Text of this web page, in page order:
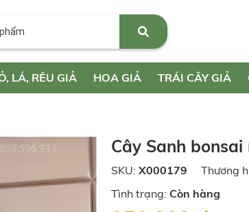
LÁ, RÊU GIẢ HOA GIẢ TRÁI CÂY GIẢ
Cây Sanh
SKU: X000179 Thương
Tình trạng: Còn hàng